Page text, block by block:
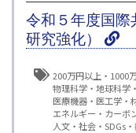
令和５年度国際
研究強化）
200万円以上 1000
物理科学
地球科学
医療機器・医工学
エネルギー
カーボ
人文・社会
SDGs